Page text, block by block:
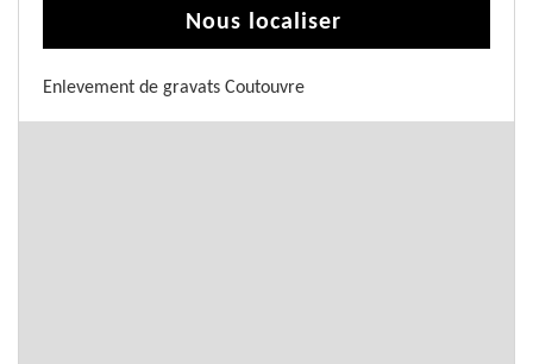
Nous localiser
Enlevement de gravats Coutouvre